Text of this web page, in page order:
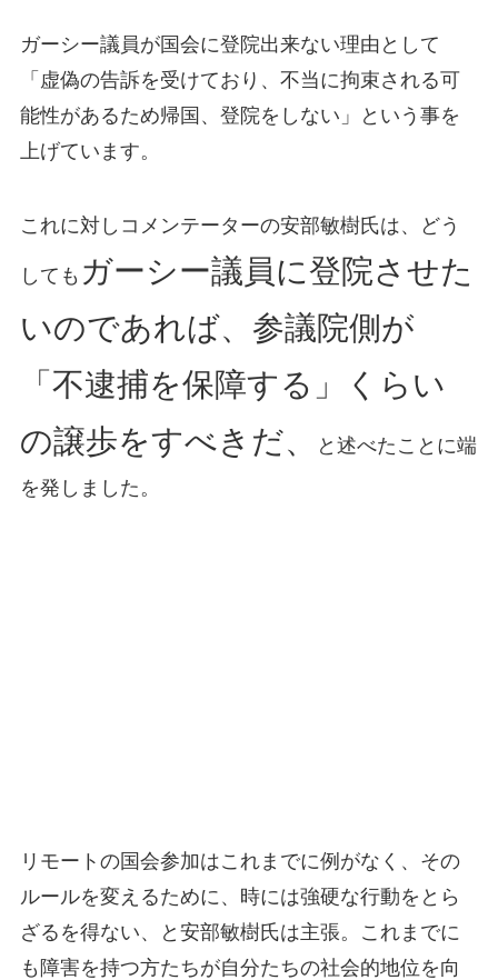
ガーシー議員が国会に登院出来ない理由として
「虚偽の告訴を受けており、不当に拘束される可
能性があるため帰国、登院をしない」という事を
上げています。
これに対しコメンテーターの安部敏樹氏は、どう
しても ガーシー議員に登院させた
いのであれば、参議院側が
「不逮捕を保障する」くらい
の譲歩をすべきだ、
と述べたことに端
を発しました。
リモートの国会参加はこれまでに例がなく、その
ルールを変えるために、時には強硬な行動をとら
ざるを得ない、と安部敏樹氏は主張。これまでに
も障害を持つ方たちが自分たちの社会的地位を向